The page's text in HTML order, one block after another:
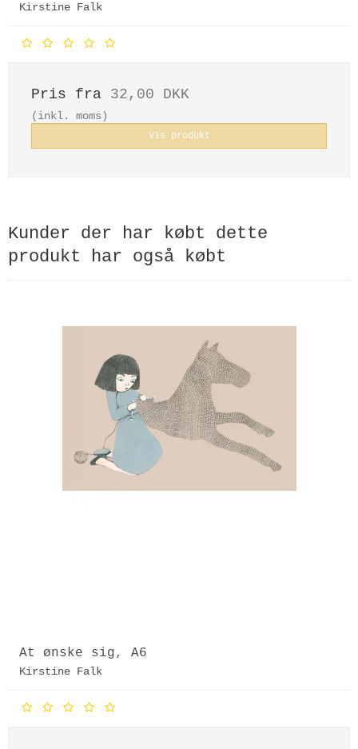
Kirstine Falk
Pris fra 32,00 DKK
(inkl. moms)
Vis produkt
Kunder der har købt dette
produkt har også købt
At ønske sig, A6
Kirstine Falk